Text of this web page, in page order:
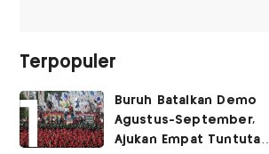
Terpopuler
Buruh Batalkan Demo
Agustus-September,
Ajukan Empat Tuntutan